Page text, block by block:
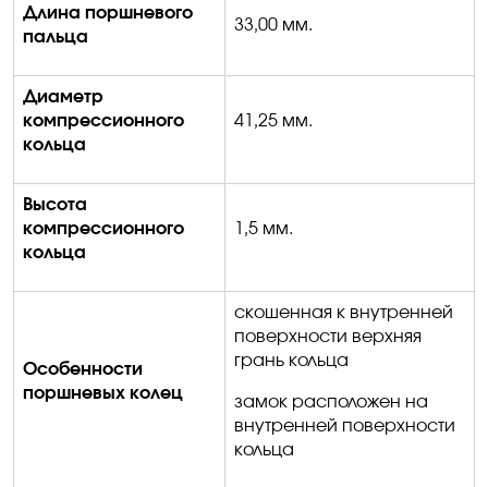
Длина поршневого
пальца
33,00 мм.
Диаметр
компрессионного
кольца
41,25 мм.
Высота
компрессионного
кольца
1,5 мм.
Особенности
поршневых колец
скошенная к внутренней
поверхности верхняя
грань кольца
замок расположен на
внутренней поверхности
кольца